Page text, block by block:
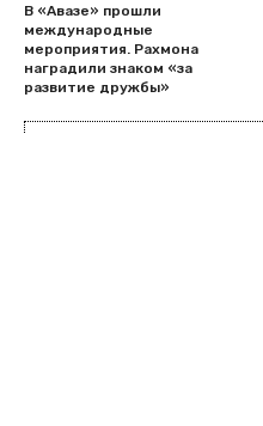
В «Авазе» прошли
международные
мероприятия. Рахмона
наградили знаком «за
развитие дружбы»